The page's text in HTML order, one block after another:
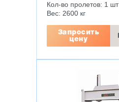
Кол-во пролетов: 1 шт
Вес: 2600 кг
Запросить
цену